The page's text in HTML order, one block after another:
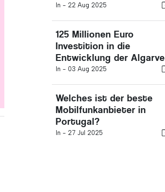
In - 22 Aug 2025
125 Millionen Euro
Investition in die
Entwicklung der Algarve
In - 03 Aug 2025
Welches ist der beste
Mobilfunkanbieter in
Portugal?
In - 27 Jul 2025